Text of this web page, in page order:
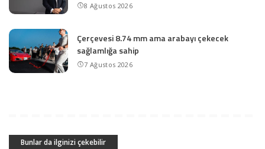
8 Ağustos 2026
Çerçevesi 8.74 mm ama arabayı çekecek
sağlamlığa sahip
7 Ağustos 2026
Bunlar da ilginizi çekebilir